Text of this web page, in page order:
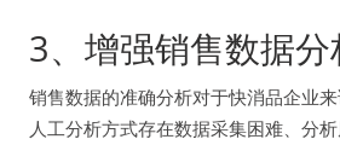
3、增强销售数据分
销售数据的准确分析对于快消品企业
人工分析方式存在数据采集困难、分